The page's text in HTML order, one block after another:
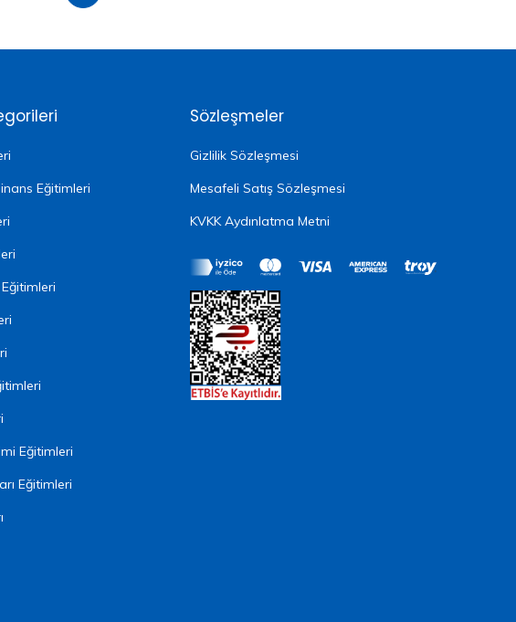
Eğitimleri
Eğitimleri
Eğitimleri
Sözleşmeler
Gizlilik Sözleşmesi
Mesafeli Satış Sözleşmesi
KVKK Aydınlatma Metni